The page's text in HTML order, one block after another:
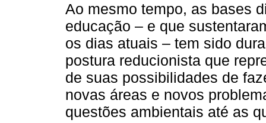
Ao mesmo tempo, as bases
educação – e que
os dias atuais – tem sido
postura reducionista que
de suas possibilidades de
novas áreas e novos
questões ambientais até as